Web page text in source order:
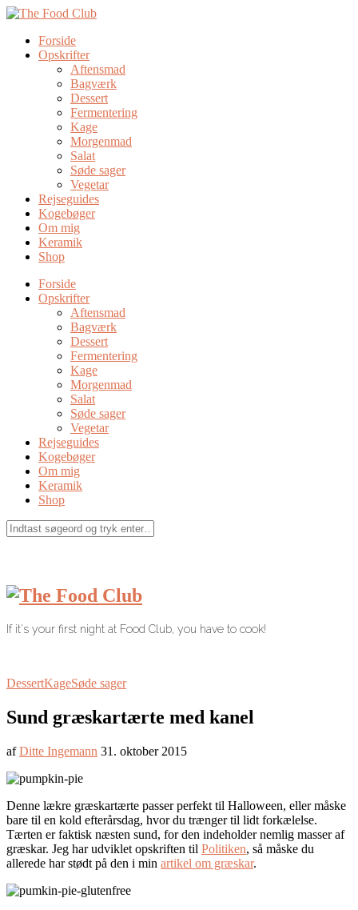
Forside
Opskrifter
Aftensmad
Bagværk
Dessert
Fermentering
Kage
Morgenmad
Salat
Søde sager
Vegetar
Rejseguides
Kogebøger
Om mig
Keramik
Shop
Forside
Opskrifter
Aftensmad
Bagværk
Dessert
Fermentering
Kage
Morgenmad
Salat
Søde sager
Vegetar
Rejseguides
Kogebøger
Om mig
Keramik
Shop
If it's your first night at Food Club, you have to cook!
DessertKageSøde sager
Sund græskartærte med kanel
afDitte Ingemann 31. oktober 2015
Denne lækre græskartærte passer perfekt til Halloween, eller måske
bare til en kold efterårsdag, hvor du trænger til lidt forkælelse.
Tærten er faktisk næsten sund, for den indeholder nemlig masser af
græskar. Jeg har udviklet opskriften til Politiken, så måske du
allerede har stødt på den i min artikel om græskar.